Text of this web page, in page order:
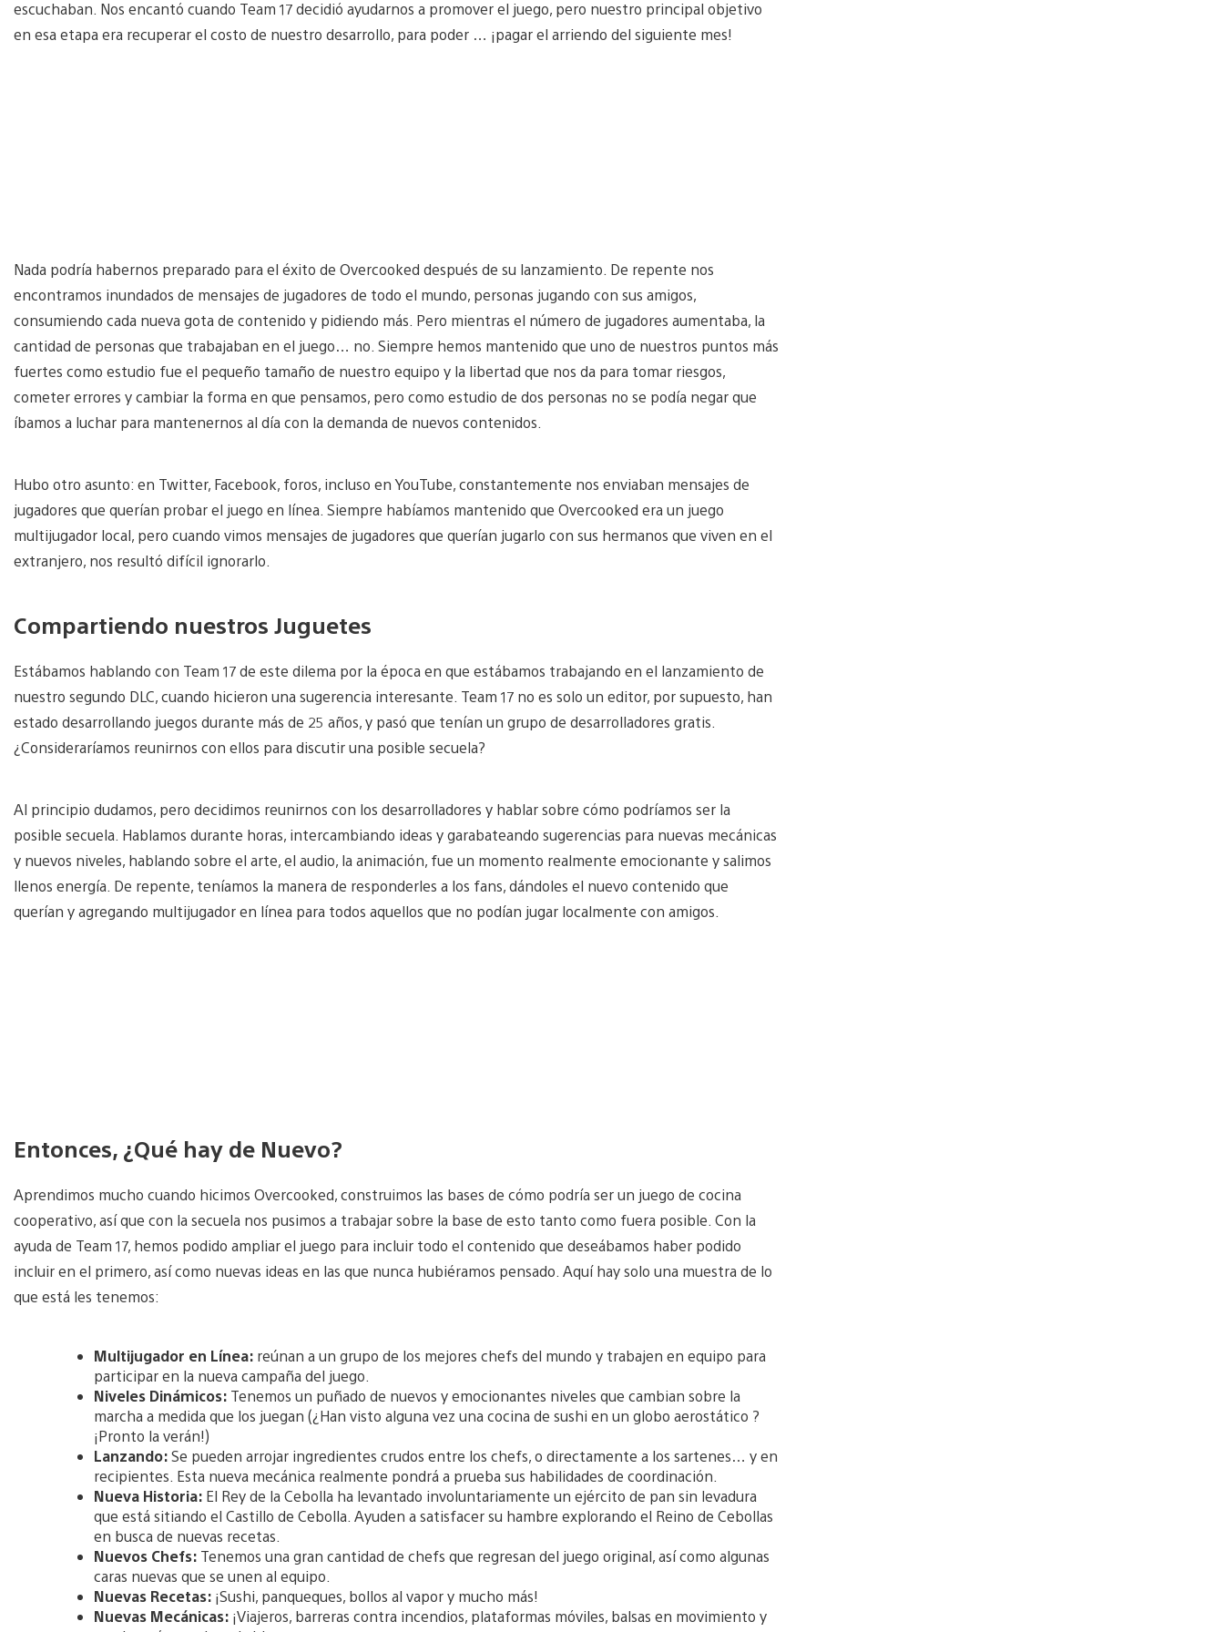
escuchaban. Nos encantó cuando Team 17 decidió ayudarnos a promover el juego, pero nuestro principal objetivo
en esa etapa era recuperar el costo de nuestro desarrollo, para poder … ¡pagar el arriendo del siguiente mes!
Nada podría habernos preparado para el éxito de Overcooked después de su lanzamiento. De repente nos
encontramos inundados de mensajes de jugadores de todo el mundo, personas jugando con sus amigos,
consumiendo cada nueva gota de contenido y pidiendo más. Pero mientras el número de jugadores aumentaba, la
cantidad de personas que trabajaban en el juego… no. Siempre hemos mantenido que uno de nuestros puntos más
fuertes como estudio fue el pequeño tamaño de nuestro equipo y la libertad que nos da para tomar riesgos,
cometer errores y cambiar la forma en que pensamos, pero como estudio de dos personas no se podía negar que
íbamos a luchar para mantenernos al día con la demanda de nuevos contenidos.
Hubo otro asunto: en Twitter, Facebook, foros, incluso en YouTube, constantemente nos enviaban mensajes de
jugadores que querían probar el juego en línea. Siempre habíamos mantenido que Overcooked era un juego
multijugador local, pero cuando vimos mensajes de jugadores que querían jugarlo con sus hermanos que viven en el
extranjero, nos resultó difícil ignorarlo.
Compartiendo nuestros Juguetes
Estábamos hablando con Team 17 de este dilema por la época en que estábamos trabajando en el lanzamiento de
nuestro segundo DLC, cuando hicieron una sugerencia interesante. Team 17 no es solo un editor, por supuesto, han
estado desarrollando juegos durante más de 25 años, y pasó que tenían un grupo de desarrolladores gratis.
¿Consideraríamos reunirnos con ellos para discutir una posible secuela?
Al principio dudamos, pero decidimos reunirnos con los desarrolladores y hablar sobre cómo podríamos ser la
posible secuela. Hablamos durante horas, intercambiando ideas y garabateando sugerencias para nuevas mecánicas
y nuevos niveles, hablando sobre el arte, el audio, la animación, fue un momento realmente emocionante y salimos
llenos energía. De repente, teníamos la manera de responderles a los fans, dándoles el nuevo contenido que
querían y agregando multijugador en línea para todos aquellos que no podían jugar localmente con amigos.
Entonces, ¿Qué hay de Nuevo?
Aprendimos mucho cuando hicimos Overcooked, construimos las bases de cómo podría ser un juego de cocina
cooperativo, así que con la secuela nos pusimos a trabajar sobre la base de esto tanto como fuera posible. Con la
ayuda de Team 17, hemos podido ampliar el juego para incluir todo el contenido que deseábamos haber podido
incluir en el primero, así como nuevas ideas en las que nunca hubiéramos pensado. Aquí hay solo una muestra de lo
que está les tenemos:
Multijugador en Línea: reúnan a un grupo de los mejores chefs del mundo y trabajen en equipo para
participar en la nueva campaña del juego.
Niveles Dinámicos: Tenemos un puñado de nuevos y emocionantes niveles que cambian sobre la
marcha a medida que los juegan (¿Han visto alguna vez una cocina de sushi en un globo aerostático ?
¡Pronto la verán!)
Lanzando:Se pueden arrojar ingredientes crudos entre los chefs, o directamente a los sartenes… y en
recipientes. Esta nueva mecánica realmente pondrá a prueba sus habilidades de coordinación.
Nueva Historia: El Rey de la Cebolla ha levantado involuntariamente un ejército de pan sin levadura
que está sitiando el Castillo de Cebolla. Ayuden a satisfacer su hambre explorando el Reino de Cebollas
en busca de nuevas recetas.
Nuevos Chefs: Tenemos una gran cantidad de chefs que regresan del juego original, así como algunas
caras nuevas que se unen al equipo.
Nuevas Recetas: ¡Sushi, panqueques, bollos al vapor y mucho más!
Nuevas Mecánicas: ¡Viajeros, barreras contra incendios, plataformas móviles, balsas en movimiento y